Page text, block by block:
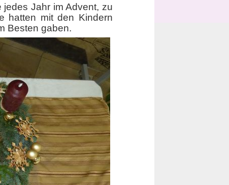
Jahr im Advent, zu
hatten mit den Kindern
Besten gaben.